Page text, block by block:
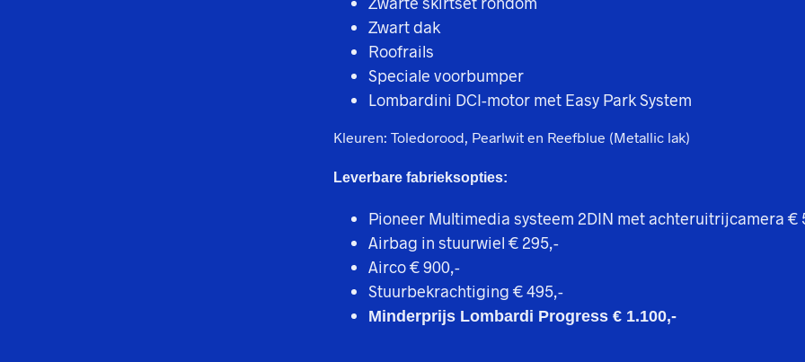
Zwart dak
Roofrails
Speciale voorbumper
Lombardini DCI-motor met Easy Park System
Kleuren: Toledorood, Pearlwit en Reefblue (Metallic lak)
Leverbare fabrieksopties:
Pioneer Multimedia systeem 2DIN met achteruitrijcamera €
Airbag in stuurwiel € 295,-
Airco € 900,-
Stuurbekrachtiging € 495,-
Minderprijs Lombardi Progress € 1.100,-